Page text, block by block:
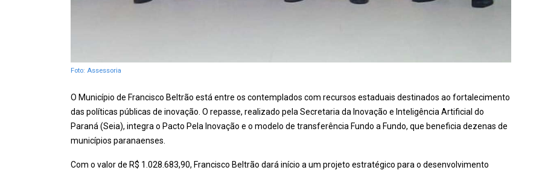
Foto: Assessoria
O Município de Francisco Beltrão está entre os contemplados com recursos estaduais destinados ao fortalecimento
das políticas públicas de inovação. O repasse, realizado pela Secretaria da Inovação e Inteligência Artificial do
Paraná (Seia), integra o Pacto Pela Inovação e o modelo de transferência Fundo a Fundo, que beneficia dezenas de
municípios paranaenses.
Com o valor de R$ 1.028.683,90, Francisco Beltrão dará início a um projeto estratégico para o desenvolvimento